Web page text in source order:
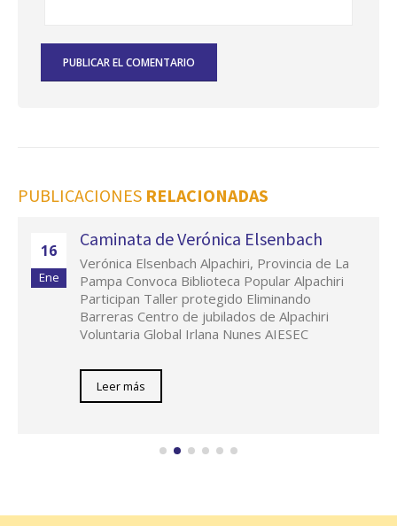
PUBLICACIONES RELACIONADAS
16
Ene
Caminata de Verónica Elsenbach
Verónica Elsenbach Alpachiri, Provincia de La
Pampa Convoca Biblioteca Popular Alpachiri
Participan Taller protegido Eliminando
Barreras Centro de jubilados de Alpachiri
Voluntaria Global Irlana Nunes AIESEC
Leer más